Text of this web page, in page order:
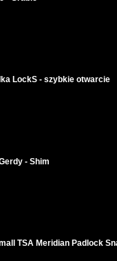
LockS - szybkie otwarcie
- Shim
TSA Meridian Padlock